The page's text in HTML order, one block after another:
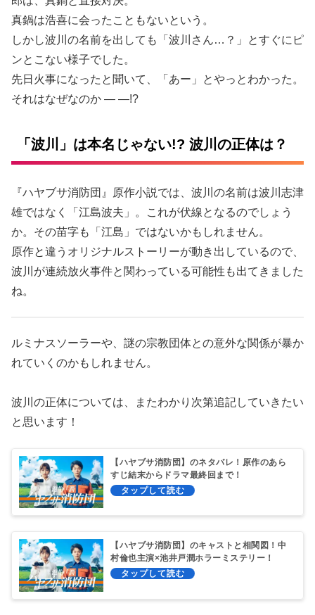
真鍋は浩喜に会ったこともないという。
しかし波川の名前を出しても「波川さん…？」とすぐにピ
ンとこない様子でした。
先日火事になったと聞いて、「あー」とやっとわかった。
それはなぜなのか — —!?
「波川」は本名じゃない!? 波川の正体は？
『ハヤブサ消防団』原作小説では、波川の名前は波川志津
雄ではなく「江島波夫」。これが伏線となるのでしょう
か。その苗字も「江島」ではないかもしれません。
原作と違うオリジナルストーリーが動き出しているので、
波川が連続放火事件と関わっている可能性も出てきました
ね。
ルミナスソーラーや、謎の宗教団体との意外な関係が暴か
れていくのかもしれません。
波川の正体については、またわかり次第追記していきたい
と思います！
【ハヤブサ消防団】のネタバレ！原作のあら
すじ結末からドラマ最終回まで！
【ハヤブサ消防団】のキャストと相関図！中
村倫也主演×池井戸潤ホラーミステリー！